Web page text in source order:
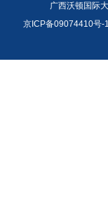
广西沃顿国际
京ICP备09074410号-